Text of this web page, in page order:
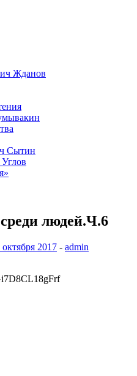
Жданов
Сытин
людей.Ч.6
октября 2017 - admin